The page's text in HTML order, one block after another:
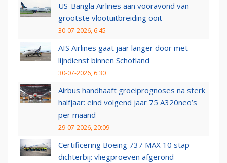
US-Bangla Airlines aan vooravond van
grootste vlootuitbreiding ooit
30-07-2026, 6:45
AIS Airlines gaat jaar langer door met
lijndienst binnen Schotland
30-07-2026, 6:30
Airbus handhaaft groeiprognoses na sterk
halfjaar: eind volgend jaar 75 A320neo’s
per maand
29-07-2026, 20:09
Certificering Boeing 737 MAX 10 stap
dichterbij: vliegproeven afgerond